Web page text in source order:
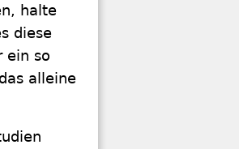
halte
diese
ein so
alleine